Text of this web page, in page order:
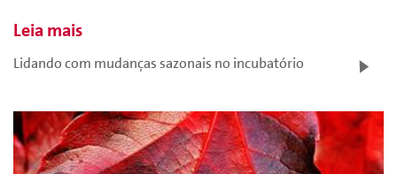
Leia mais
Lidando com mudanças sazonais no incubatório